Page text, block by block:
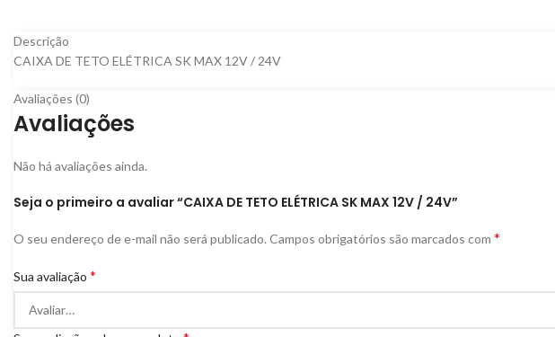
Descrição
CAIXA DE TETO ELÉTRICA SK MAX 12V / 24V
Avaliações (0)
Avaliações
Não há avaliações ainda.
Seja o primeiro a avaliar “CAIXA DE TETO ELÉTRICA SK MAX 12V / 24V”
O seu endereço de e-mail não será publicado. Campos obrigatórios são marcados com *
Sua avaliação *